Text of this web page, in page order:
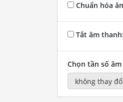
Chuẩn hóa
Tắt âm thanh:
Chọn tần số